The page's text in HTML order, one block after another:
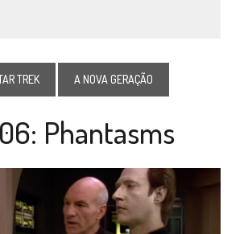
TREK A NOVA GERAÇÃO
Phantasms